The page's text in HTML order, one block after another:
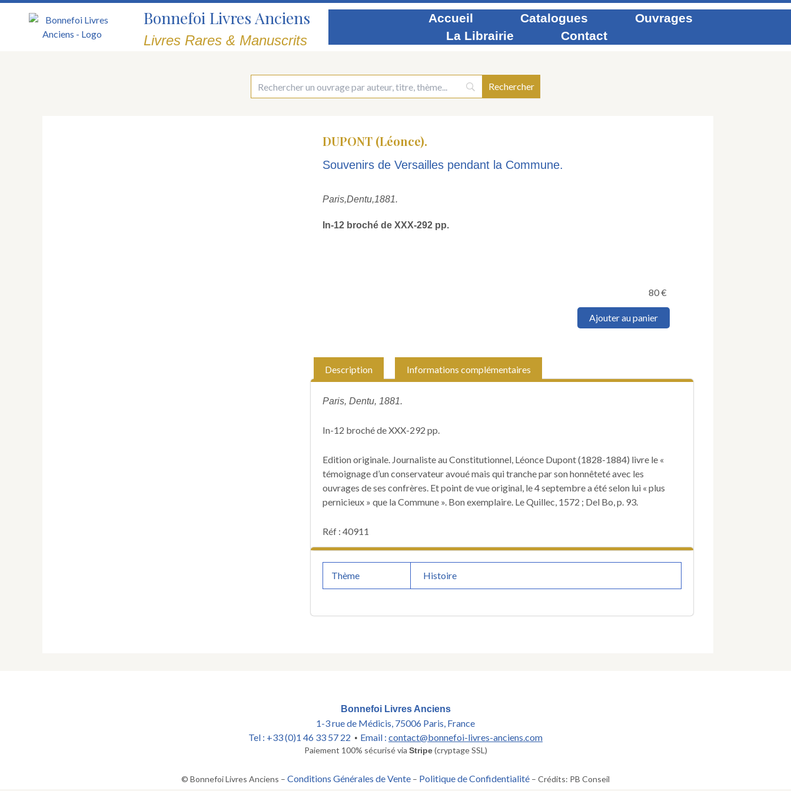
Aller
Bonnefoi Livres Anciens
Livres Rares & Manuscrits
Accueil Catalogues
Ouvrages
La Librairie
Contact
DUPONT (Léonce).
Souvenirs de Versailles pendant la Commune.
Paris,Dentu,1881.
In-12 broché de XXX-292 pp.
80€
quantité
Versailles
Ajouter au panier
Description Informations complémentaires
Paris, Dentu, 1881.
In-12 broché de XXX-292 pp.
Edition originale. Journaliste au Constitutionnel, Léonce Dupont (1828-1884) livre le «
témoignage d’un conservateur avoué mais qui tranche par son honnêteté avec les
ouvrages de ses confrères. Et point de vue original, le 4 septembre a été selon lui « plus
pernicieux » que la Commune ». Bon exemplaire. Le Quillec, 1572 ; Del Bo, p. 93.
Réf : 40911
Thème Histoire
Bonnefoi Livres Anciens
1-3 rue de Médicis, 75006 Paris, France
Tel : +33 (0)1 46 33 57 22 • Email : contact@bonnefoi-livres-anciens.com
Paiement 100% sécurisé via Stripe(cryptage SSL)
© Bonnefoi Livres Anciens – Conditions Générales de Vente – Politique de Confidentialité – Crédits: PB Conseil